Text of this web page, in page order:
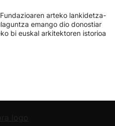
arteko lankidetza-
emango dio donostiar
bi euskal arkitektoren istorioa